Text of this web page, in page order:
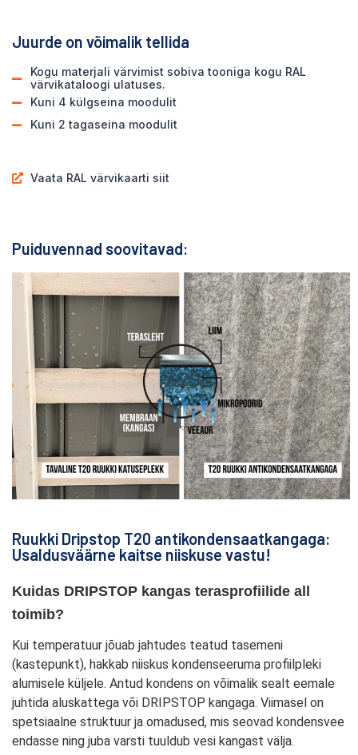
Juurde on võimalik tellida
Kogu materjali värvimist sobiva tooniga kogu RAL
värvikataloogi ulatuses.
Kuni 4 külgseina moodulit
Kuni 2 tagaseina moodulit
Vaata RAL värvikaarti siit
Puiduvennad soovitavad:
Ruukki Dripstop T20 antikondensaatkangaga:
Usaldusväärne kaitse niiskuse vastu!
Kuidas DRIPSTOP kangas terasprofiilide all
toimib?
Kui temperatuur jõuab jahtudes teatud tasemeni
(kastepunkt), hakkab niiskus kondenseeruma profiilpleki
alumisele küljele. Antud kondens on võimalik sealt eemale
juhtida aluskattega või DRIPSTOP kangaga. Viimasel on
spetsiaalne struktuur ja omadused, mis seovad kondensvee
endasse ning juba varsti tuuldub vesi kangast välja.